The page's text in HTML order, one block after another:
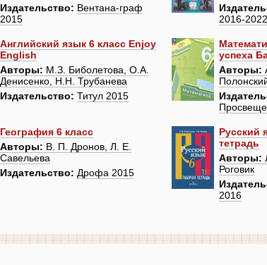
Издательство: Вентана-граф
2015
2016-2022
Английский язык 6 класс Enjoy
English
Авторы: М.З. Биболетова, О.А.
Денисенко, Н.Н. Трубанева
Издательство: Титул 2015
успеха
Авторы:
География 6 класс
Авторы: В. П. Дронов, Л. Е.
Савельева
Издательство: Дрофа 2015
Русский
тетрадь
Авторы:
Роговик
2016